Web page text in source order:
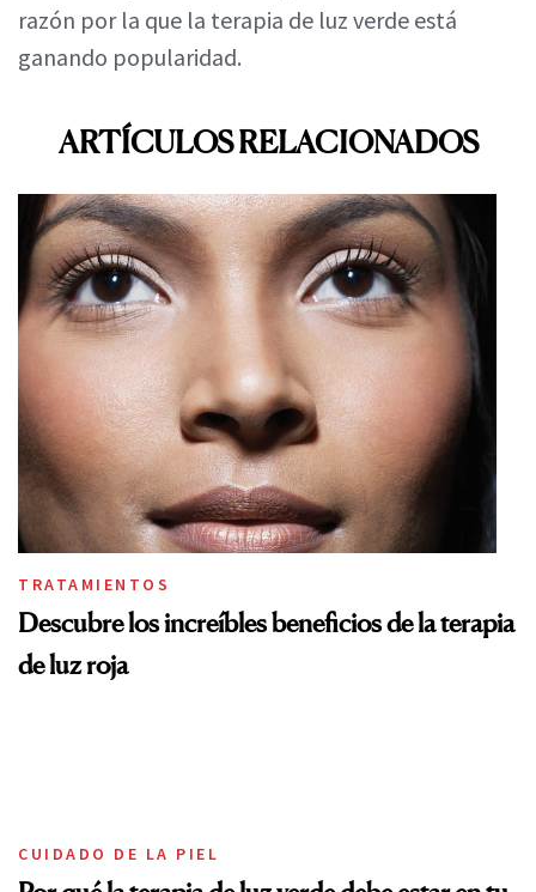
razón por la que la terapia de luz verde está
ganando popularidad.
ARTÍCULOS RELACIONADOS
TRATAMIENTOS
Descubre los increíbles beneficios de la terapia
de luz roja
CUIDADO DE LA PIEL